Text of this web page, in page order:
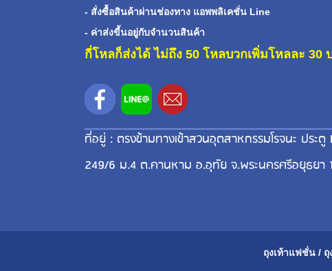
- สั่งซื้อสินค้าผ่านช่องทาง แอพพลิเคชั่น Line
- ค่าส่งขี้นอยู่กับจำนวนสินค้า
กี่โหลก็ส่งได้ ไม่ถึง 50 โหลบวกเพิ่มโหลละ 30
ที่อยู่ : ตรงข้ามทางเข้าสวนอุตสาหกรรมโรจนะ ประตู
249/6 ม.4 ต.คานหาม อ.อุทัย จ.พระนครศรีอยุธยา
ถุงเท้าแฟชั่น / ถุ